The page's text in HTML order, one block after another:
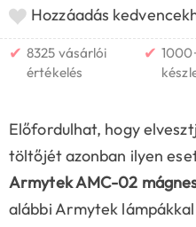
Hozzáadás
✔ 8325 vásárlói
értékelés
✔
Előfordulhat, hogy
töltőjét azonban ilyen
Armytek AMC-02
alábbi Armytek